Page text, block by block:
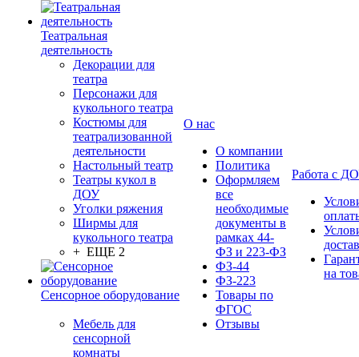
Театральная
деятельность
Декорации для
театра
Персонажи для
кукольного театра
Костюмы для
театрализованной
деятельности
Настольный театр
Театры кукол в
ДОУ
Уголки ряжения
Ширмы для
кукольного театра
+ ЕЩЕ 2
Сенсорное оборудование
Мебель для
сенсорной
комнаты
О нас
О компании
Политика
Оформляем
все
необходимые
документы в
рамках 44-
ФЗ и 223-ФЗ
ФЗ-44
ФЗ-223
Товары по
ФГОС
Отзывы
Работа с
на